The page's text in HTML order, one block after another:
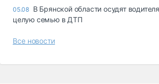
05.08 В Брянской области осудят
целую семью в ДТП
Все новости